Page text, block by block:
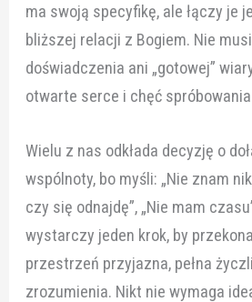
ma swoją specyfikę, ale łączy je
bliższej relacji z Bogiem. Nie
doświadczenia ani „gotowej”
otwarte serce i chęć spróbowania
Wielu z nas odkłada decyzję o
wspólnoty, bo myśli: „Nie znam
czy się odnajdę”, „Nie mam
wystarczy jeden krok, by
przestrzeń przyjazna, pełna
zrozumienia. Nikt nie wymaga